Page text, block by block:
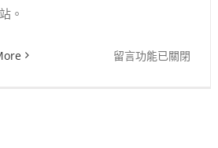
。
在
留言功能已關閉